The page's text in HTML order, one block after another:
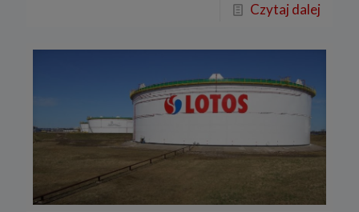
Czytaj dalej